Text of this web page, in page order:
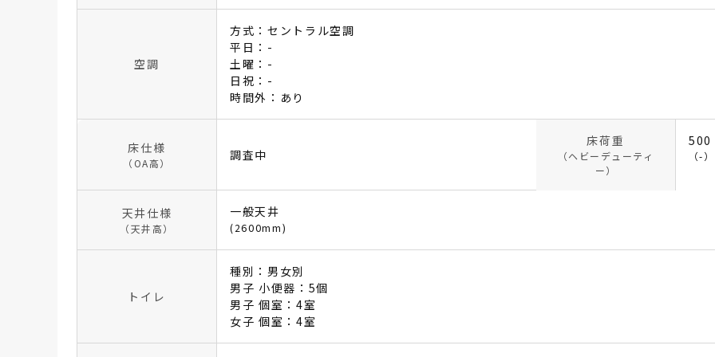
空調
方式：セントラル空調
平日：-
土曜：-
日祝：-
時間外：あり
床仕様
（OA高）
調査中
床荷重
（ヘビーデューティ
ー）
（-）
天井仕様
（天井高）
一般天井
(2600mm)
トイレ
種別：男女別
男子 小便器：5個
男子 個室：4室
女子 個室：4室